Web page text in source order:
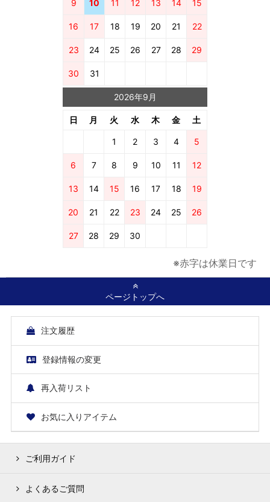
9 10 11 12 13 14 15
16 17 18 19 20 21 22
23 24 25 26 27 28 29
30 31
2026年9月
日 月 火 水 木 金 土
1 2 3 4 5
6 7 8 9 10 11 12
13 14 15 16 17 18 19
20 21 22 23 24 25 26
27 28 29 30
※赤字は休業日です
ページトップへ
注文履歴
登録情報の変更
再入荷リスト
お気に入りアイテム
ご利用ガイド
よくあるご質問